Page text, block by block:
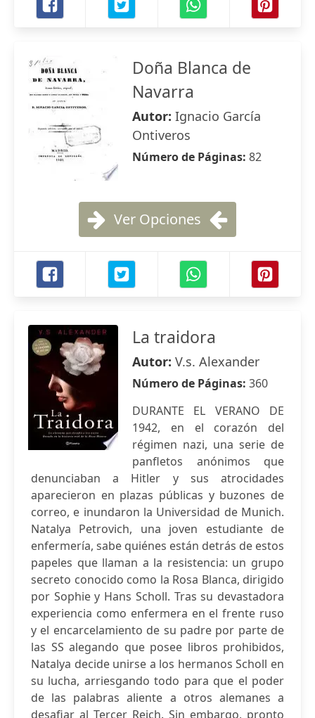
Doña Blanca de
Navarra
Autor: Ignacio García
Ontiveros
Número de Páginas: 82
Ver Opciones
La traidora
Autor: V.s. Alexander
Número de Páginas: 360
DURANTE EL VERANO DE
1942, en el corazón del
régimen nazi, una serie de
panfletos anónimos que
denunciaban a Hitler y sus atrocidades
aparecieron en plazas públicas y buzones de
correo, e inundaron la Universidad de Munich.
Natalya Petrovich, una joven estudiante de
enfermería, sabe quiénes están detrás de estos
papeles que llaman a la resistencia: un grupo
secreto conocido como la Rosa Blanca, dirigido
por Sophie y Hans Scholl. Tras su devastadora
experiencia como enfermera en el frente ruso
y el encarcelamiento de su padre por parte de
las SS alegando que posee libros prohibidos,
Natalya decide unirse a los hermanos Scholl en
su lucha, arriesgando todo para que el poder
de las palabras aliente a otros alemanes a
desafiar al Tercer Reich. Sin embargo, pronto